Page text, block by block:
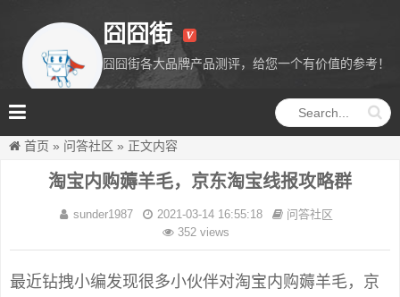
囧囧街
囧囧街各大品牌产品测评，给您一个有价值的参考！
首页 » 问答社区 » 正文内容
淘宝内购薅羊毛，京东淘宝线报攻略群
sunder1987 2021-03-14 16:55:18
问答社区
352 views
最近钻拽小编发现很多小伙伴对淘宝内购薅羊毛，京